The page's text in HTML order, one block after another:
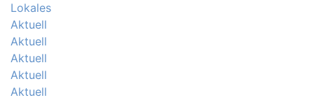
Lokales
Aktuell
Aktuell
Aktuell
Aktuell
Aktuell